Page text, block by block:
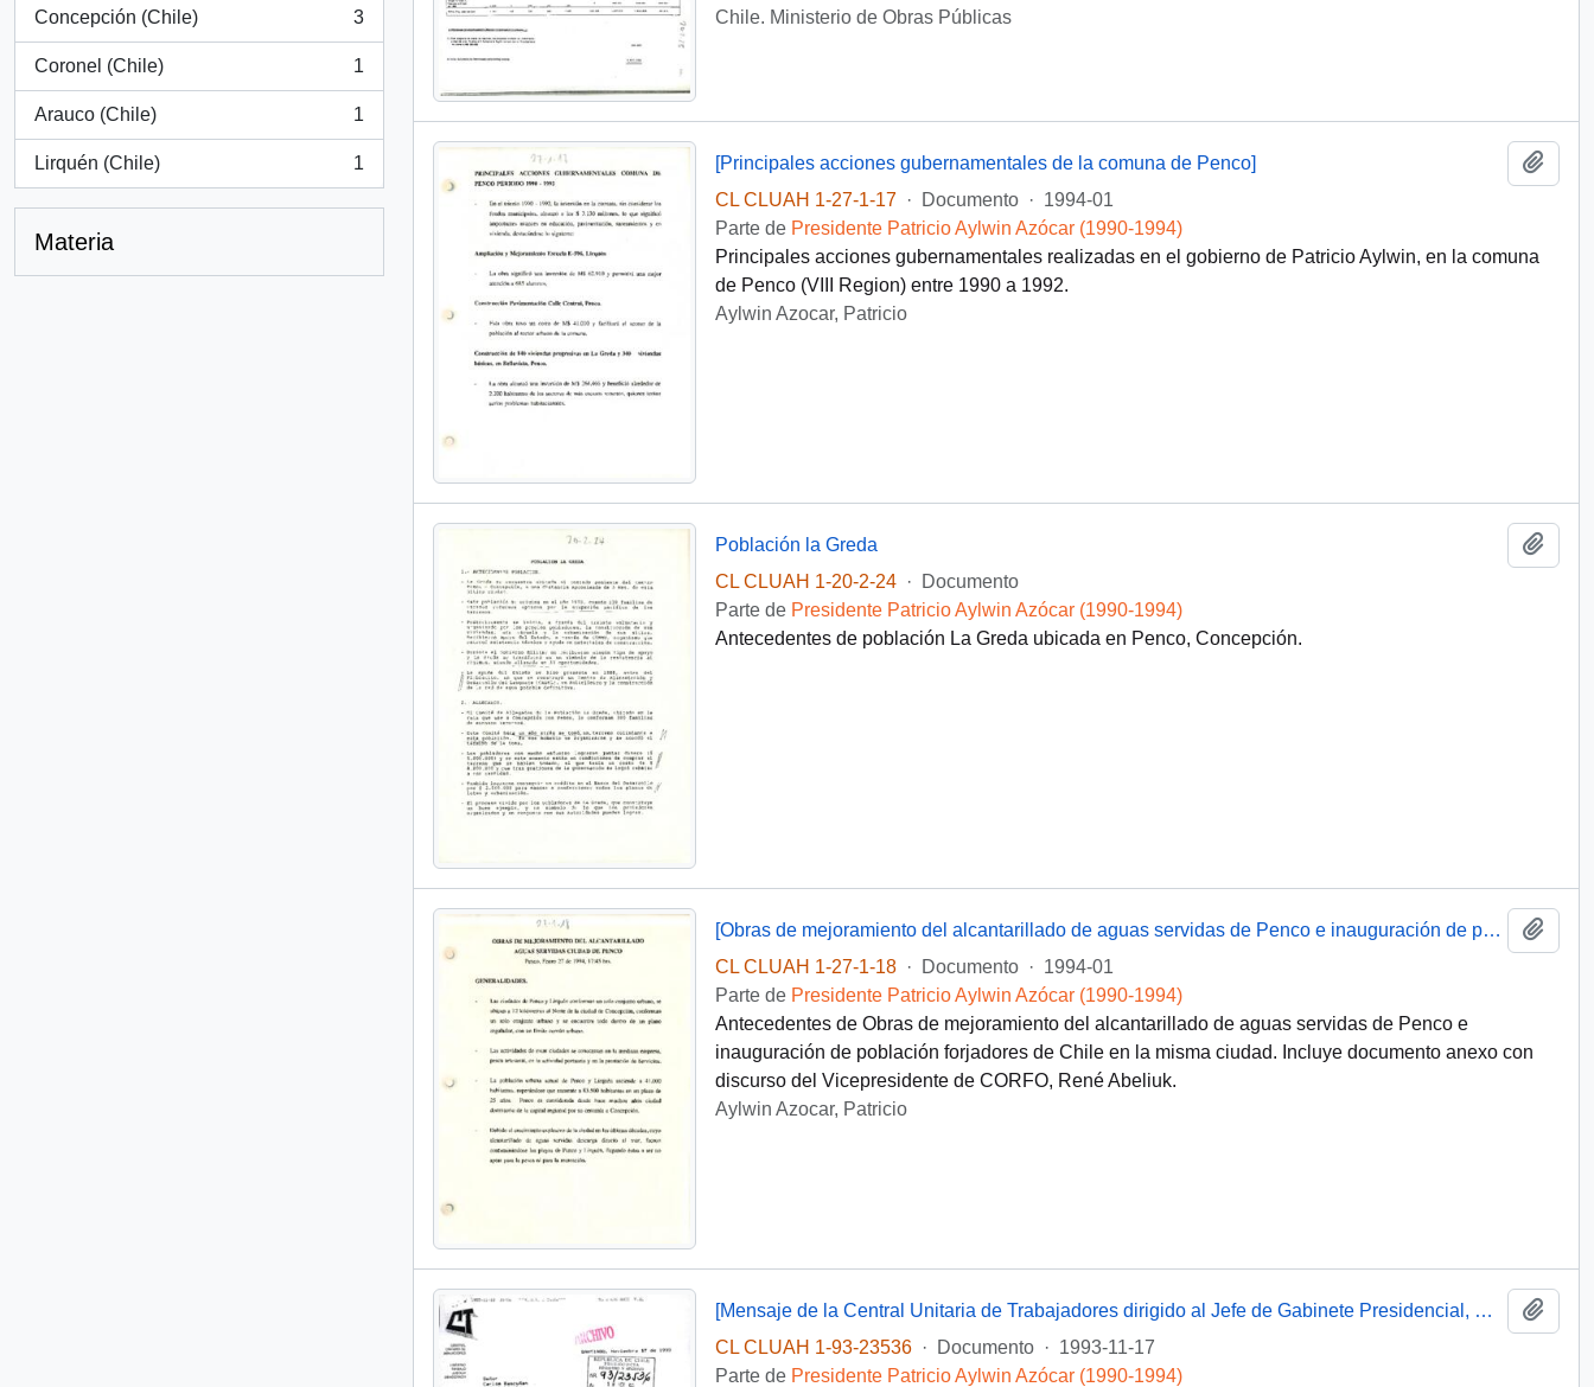
Concepción (Chile)
, 3 resultados
3
Coronel (Chile)
, 1 resultados
1
Arauco (Chile)
, 1 resultados
1
Lirquén (Chile)
, 1 resultados
1
Materia
Chile. Ministerio de Obras Públicas
[Principales acciones gubernamentales de la comuna de Penco]
CL CLUAH 1-27-1-17
· Documento · 1994-01
Parte de Presidente Patricio Aylwin Azócar (1990-1994)
Principales acciones gubernamentales realizadas en el gobierno de Patricio Aylwin, en la comuna
de Penco (VIII Region) entre 1990 a 1992.
Aylwin Azocar, Patricio
Población la Greda
CL CLUAH 1-20-2-24
·
Documento
Parte de Presidente Patricio Aylwin Azócar (1990-1994)
Antecedentes de población La Greda ubicada en Penco, Concepción.
[Obras de mejoramiento del alcantarillado de aguas servidas de Penco e inauguración de población forjadores de Chile-Penco]
CL CLUAH 1-27-1-18
· Documento · 1994-01
Parte de Presidente Patricio Aylwin Azócar (1990-1994)
Antecedentes de Obras de mejoramiento del alcantarillado de aguas servidas de Penco e
inauguración de población forjadores de Chile en la misma ciudad. Incluye documento anexo con
discurso del Vicepresidente de CORFO, René Abeliuk.
Aylwin Azocar, Patricio
[Mensaje de la Central Unitaria de Trabajadores dirigido al Jefe de Gabinete Presidencial, mediante el cual adjunta solicitud del Sindicato de Estibadores N° 1 de Penco-Lirquén]
CL CLUAH 1-93-23536
· Documento · 1993-11-17
Parte de Presidente Patricio Aylwin Azócar (1990-1994)